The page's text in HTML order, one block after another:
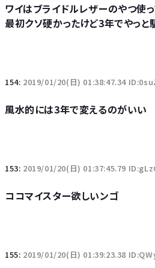
ワイはブライドルレザーのやつ使
最初クソ硬かったけど3年でやっと
154: 2019/01/20(日) 01:38:47.34
風水的には3年で変えるのがいい
153: 2019/01/20(日) 01:37:45.79
ココマイスター欲しいンゴ
155: 2019/01/20(日) 01:39:23.38